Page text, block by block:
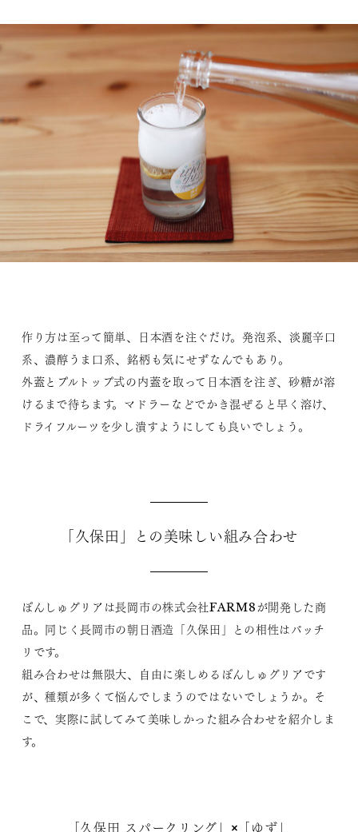
作り方は至って簡単、日本酒を注ぐだけ。発泡系、淡麗辛口
系、濃醇うま口系、銘柄も気にせずなんでもあり。
外蓋とプルトップ式の内蓋を取って日本酒を注ぎ、砂糖が溶
けるまで待ちます。マドラーなどでかき混ぜると早く溶け、
ドライフルーツを少し潰すようにしても良いでしょう。
「久保田」との美味しい組み合わせ
ぽんしゅグリアは長岡市の株式会社FARM8が開発した商
品。同じく長岡市の朝日酒造「久保田」との相性はバッチ
リです。
組み合わせは無限大、自由に楽しめるぽんしゅグリアです
が、種類が多くて悩んでしまうのではないでしょうか。そ
こで、実際に試してみて美味しかった組み合わせを紹介しま
す。
「久保田 スパークリング」×「ゆず」